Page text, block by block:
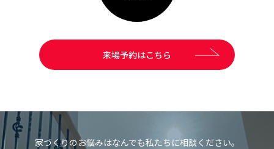
来場予約はこちら
家づくりのお悩みはなんでも私たちに相談ください。